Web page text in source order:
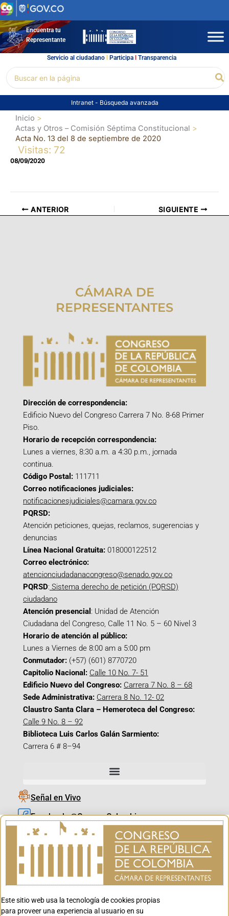
Ir
al
contenidoEncuentra tu
Representante
Servicio al ciudadano l Participal Transparencia
por:
Intranet - Búsqueda avanzada
Inicio
Actas y Otros – Comisión Séptima Constitucional
Acta No. 13 del 8 de septiembre de 2020
Visitas: 72
08/09/2020
ANTERIOR SIGUIENTE
CÁMARA DE
REPRESENTANTES
Dirección de correspondencia:
Edificio Nuevo del Congreso Carrera 7 No. 8-68 Primer
Piso.
Horario de recepción correspondencia:
Lunes a viernes, 8:30 a.m. a 4:30 p.m., jornada
continua.
Código Postal: 111711
Correo notificaciones judiciales:
notificacionesjudiciales@camara.gov.co
PQRSD:
Atención peticiones, quejas, reclamos, sugerencias y
denuncias
Línea Nacional Gratuita: 018000122512
Correo electrónico:
atencionciudadanacongreso@senado.gov.co
PQRSD: Sistema derecho de petición (PQRSD)
ciudadano
Atención presencial : Unidad de Atención
Ciudadana del Congreso, Calle 11 No. 5 – 60 Nivel 3
Horario de atención al público:
Lunes a Viernes de 8:00 am a 5:00 pm
Conmutador: (+57) (601) 8770720
Capitolio Nacional: Calle 10 No. 7- 51
Edificio Nuevo del Congreso: Carrera 7 No. 8 – 68
Sede Administrativa: Carrera 8 No. 12- 02
Claustro Santa Clara – Hemeroteca del Congreso:
Calle 9 No. 8 – 92
Biblioteca Luis Carlos Galán Sarmiento:
Carrera 6 # 8–94
Señal en Vivo
Facebook_@CamaraColombia
Instagram_@CamaraColombia
X_@CamaraColombia
Youtube_@CamaraColombia
Youtube_@CanalCongreso
Este sitio web usa la tecnología de cookies propias
para proveer una experiencia al usuario en su